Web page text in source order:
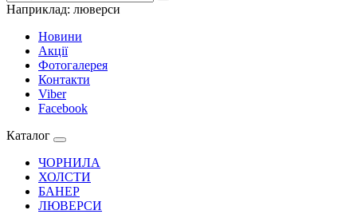
Наприклад: люверси
Новини
Акції
Фотогалерея
Контакти
Viber
Facebook
Каталог
ЧОРНИЛА
ХОЛСТИ
БАНЕР
ЛЮВЕРСИ